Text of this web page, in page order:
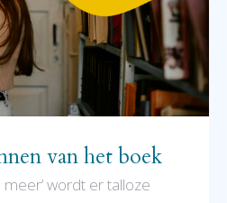
van het boek
meer’ wordt er talloze